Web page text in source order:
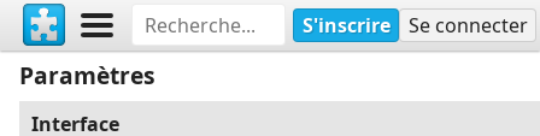
S'inscrire Se connecter
Paramètres
Interface